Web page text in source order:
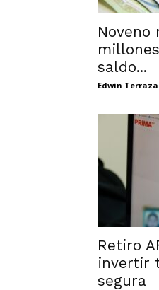
Noveno
saldo...
Edwin
Retiro
invertir
segura